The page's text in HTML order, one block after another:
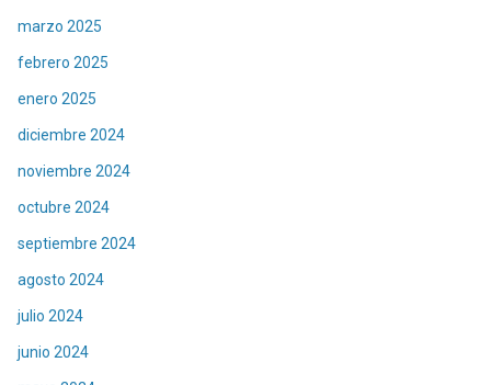
marzo 2025
febrero 2025
enero 2025
diciembre 2024
noviembre 2024
octubre 2024
septiembre 2024
agosto 2024
julio 2024
junio 2024